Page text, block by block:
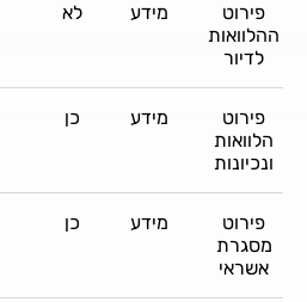
פירוט
ההלוואות
לדיור
מידע לא
פירוט
הלוואות
ונכיונות
מידע כן
פירוט
מסגרת
אשראי
מידע כן